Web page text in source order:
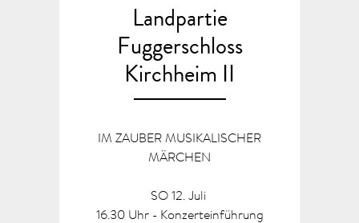
Landpartie
Fuggerschloss
Kirchheim II
IM ZAUBER MUSIKALISCHER
MÄRCHEN
SO 12. Juli
16.30 Uhr - Konzerteinführung